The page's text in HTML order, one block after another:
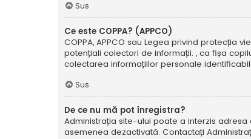
Sus
Ce este COPPA? (APPCO)
COPPA, APPCO sau Legea privind protecția
potențiali colectori de informații. , ca fișa
colectarea informațiilor personale
Sus
De ce nu mă pot înregistra?
Administrația site-ului poate a interzis
asemenea dezactivată. Contactați